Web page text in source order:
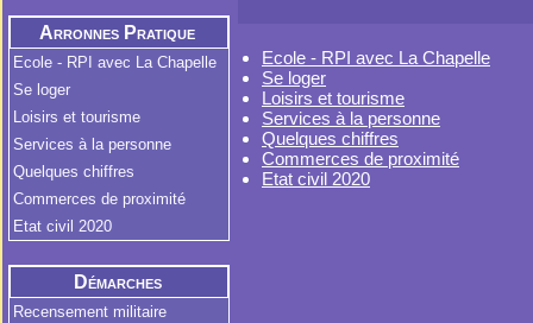
Arronnes Pratique
Ecole - RPI avec La Chapelle
Se loger
Loisirs et tourisme
Services à la personne
Quelques chiffres
Commerces de proximité
Etat civil 2020
Démarches
Administratives
Recensement militaire
Ecole - RPI avec La Chapelle
Se loger
Loisirs et tourisme
Services à la personne
Quelques chiffres
Commerces de proximité
Etat civil 2020